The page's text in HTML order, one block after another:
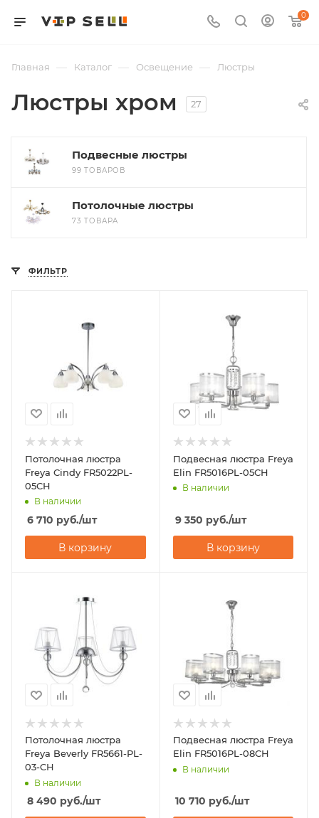
0
Главная — Каталог — Освещение — Люстры
Люстры хром 27
Подвесные люстры
99 ТОВАРОВ
Потолочные люстры
73 ТОВАРА
ФИЛЬТР
Потолочная люстра
Freya Cindy FR5022PL-
05CH
В наличии
6 710 руб./шт
В корзину
Подвесная люстра Freya
Elin FR5016PL-05CH
В наличии
9 350 руб./шт
В корзину
Потолочная люстра
Freya Beverly FR5661-PL-
03-CH
В наличии
8 490 руб./шт
Подвесная люстра Freya
Elin FR5016PL-08CH
В наличии
10 710 руб./шт